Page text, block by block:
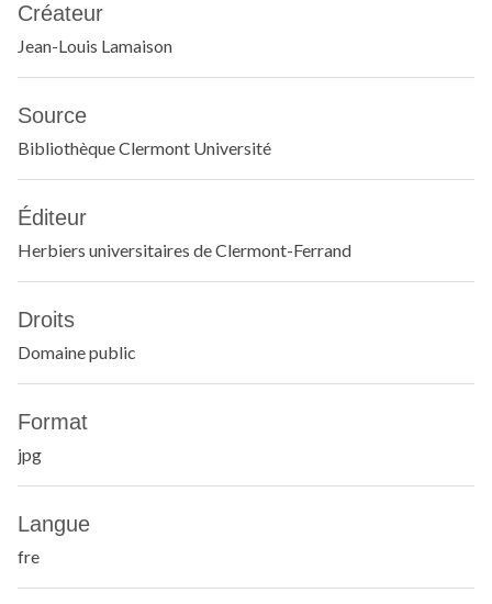
Créateur
Jean-Louis Lamaison
Source
Bibliothèque Clermont Université
Éditeur
Herbiers universitaires de Clermont-Ferrand
Droits
Domaine public
Format
jpg
Langue
fre